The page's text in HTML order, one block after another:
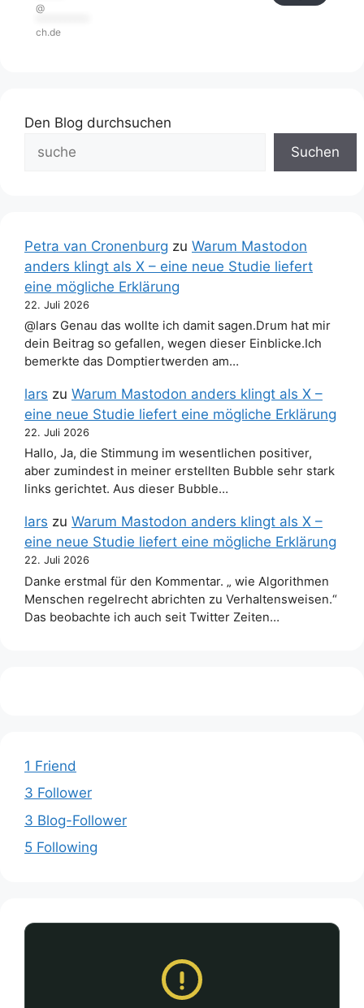
@
ch.de
Den Blog durchsuchen
Suchen
Petra van Cronenburg zu Warum Mastodon
anders klingt als X – eine neue Studie liefert
eine mögliche Erklärung
22. Juli 2026
@lars Genau das wollte ich damit sagen.Drum hat mir
dein Beitrag so gefallen, wegen dieser Einblicke.Ich
bemerkte das Domptiertwerden am…
lars zu Warum Mastodon anders klingt als X –
eine neue Studie liefert eine mögliche Erklärung
22. Juli 2026
Hallo, Ja, die Stimmung im wesentlichen positiver,
aber zumindest in meiner erstellten Bubble sehr stark
links gerichtet. Aus dieser Bubble…
lars zu Warum Mastodon anders klingt als X –
eine neue Studie liefert eine mögliche Erklärung
22. Juli 2026
Danke erstmal für den Kommentar. „ wie Algorithmen
Menschen regelrecht abrichten zu Verhaltensweisen.“
Das beobachte ich auch seit Twitter Zeiten…
1 Friend
3 Follower
3 Blog-Follower
5 Following